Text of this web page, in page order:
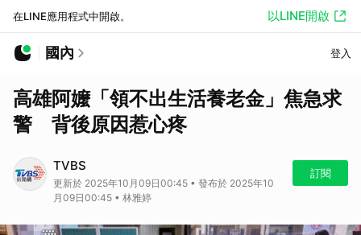
在LINE應用程式中開啟。 以LINE開啟
國內 登入
高雄阿嬤「領不出生活養老金」焦急求
警 背後原因惹心疼
TVBS
更新於 2025年10月09日00:45 • 發布於 2025年10
月09日00:45 • 林雅婷
訂閱